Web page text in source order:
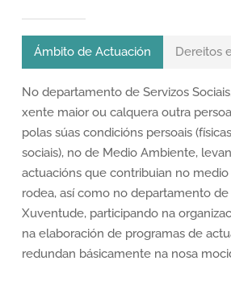
Ámbito de Actuación Dereitos
No departamento de Servizos
xente maior ou calquera outra
polas súas condicións persoais
sociais), no de Medio Ambiente,
actuacións que contribuian no
rodea, así como no departamento
Xuventude, participando na
na elaboración de programas de
redundan básicamente na nosa